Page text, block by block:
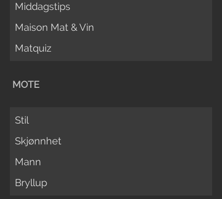
Middagstips
Maison Mat & Vin
Matquiz
MOTE
Stil
Skjønnhet
Mann
Bryllup